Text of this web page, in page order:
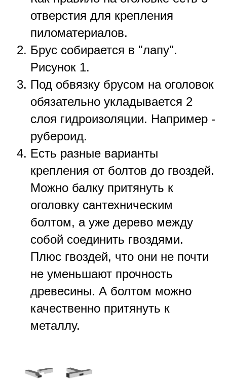
отверстия для крепления
пиломатериалов.
Брус собирается в "лапу".
Рисунок 1.
Под обвязку брусом на оголовок
обязательно укладывается 2
слоя гидроизоляции. Например -
рубероид.
Есть разные варианты
крепления от болтов до гвоздей.
Можно балку притянуть к
оголовку сантехническим
болтом, а уже дерево между
собой соединить гвоздями.
Плюс гвоздей, что они не почти
не уменьшают прочность
древесины. А болтом можно
качественно притянуть к
металлу.